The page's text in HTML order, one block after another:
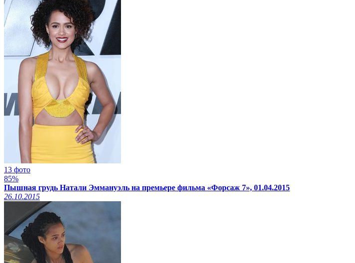
13 фото
85%
Пышная грудь Натали Эммануэль на премьере фильма «Форсаж 7», 01.04.2015
26.10.2015